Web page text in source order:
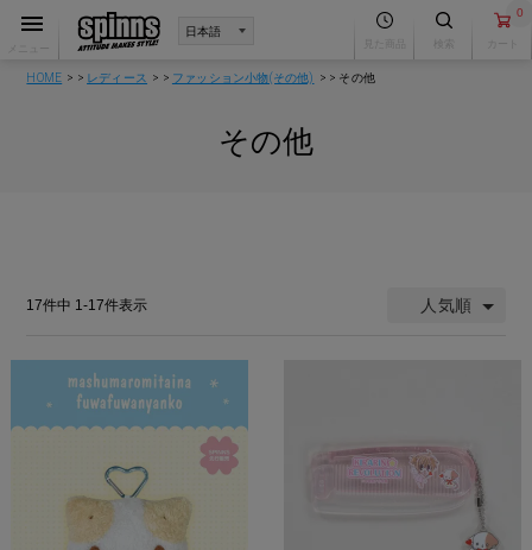
0
HOME レディース ファッション小物(その他) その他
その他
人気順
17件中 1-17件表示